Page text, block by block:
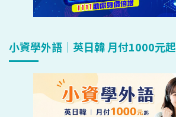
小資學外語｜英日韓 月付1000元起